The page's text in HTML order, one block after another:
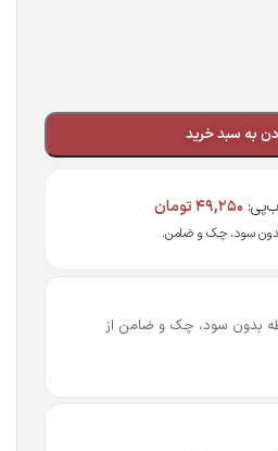
به سبد خرید
۴۹,۲۵۰تومان
4 قسطه بدون سود، چک و ضامن از